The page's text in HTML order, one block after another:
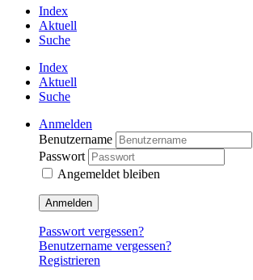
Index
Aktuell
Suche
Index
Aktuell
Suche
Anmelden
Benutzername
Passwort
Angemeldet bleiben
Anmelden
Passwort vergessen?
Benutzername vergessen?
Registrieren